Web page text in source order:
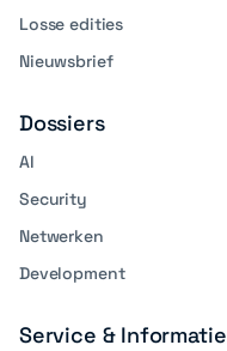
Losse edities
Nieuwsbrief
Dossiers
AI
Security
Netwerken
Development
Service & Informatie